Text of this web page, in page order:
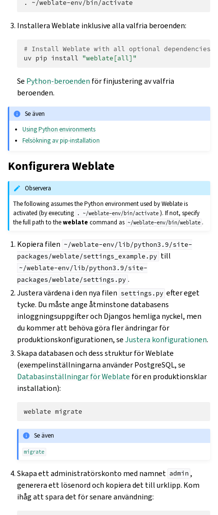
.
Installera Weblate inklusive alla valfria beroenden:
# Install Weblate with all optional dependencies
uv pip install "weblate[all]"
Se Python-beroenden för finjustering av valfria
beroenden.
Se även
Using Python environments
Felsökning av pip-installation
Konfigurera Weblate
Observera
The following assumes the Python environment used by Weblate is
activated (by executing
. ~/weblate-env/bin/activate ). If not, specify
the full path to theweblate command as ~/weblate-env/bin/weblate .
Kopiera filen ~/weblate-env/lib/python3.9/site-
packages/weblate/settings_example.py till
~/weblate-env/lib/python3.9/site-
packages/weblate/settings.py .
Justera värdena i den nya filen settings.py efter eget
tycke. Du måste ange åtminstone databasens
inloggningsuppgifter och Djangos hemliga nyckel, men
du kommer att behöva göra fler ändringar för
produktionskonfigurationen, seJustera konfigurationen.
Skapa databasen och dess struktur för Weblate
(exempelinställningarna använder PostgreSQL, se
Databasinställningar för Weblate för en produktionsklar
installation):
weblate
Se även
migrate
Skapa ett administratörskonto med namnet admin ,
generera ett lösenord och kopiera det till urklipp. Kom
ihåg att spara det för senare användning: